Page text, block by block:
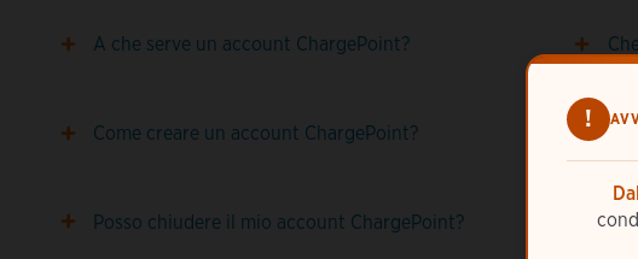
!
A che serve un account ChargePoint?
Come creare un account ChargePoint?
Posso chiudere il mio account ChargePoint?